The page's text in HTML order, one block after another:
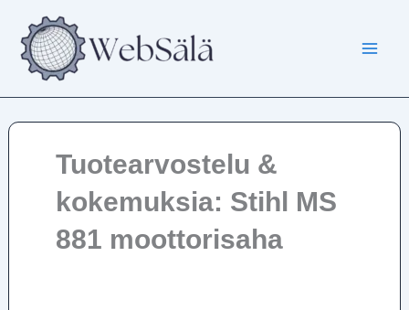
sisältöön
Tuotearvostelu &
kokemuksia: Stihl MS
881 moottorisaha